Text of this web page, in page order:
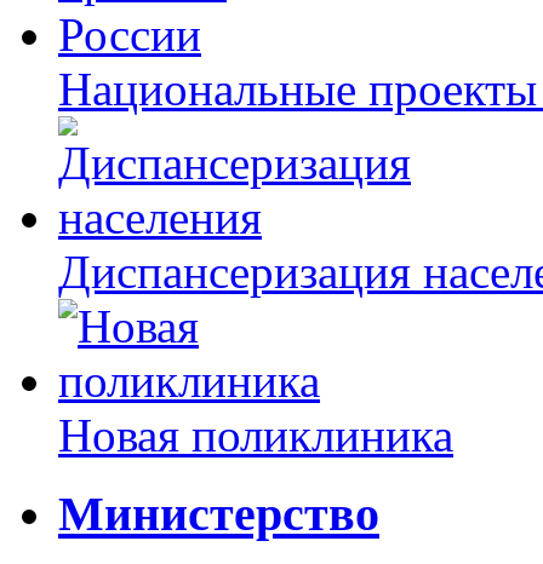
Национальные
Диспансеризация
Новая поликлиника
Министерство